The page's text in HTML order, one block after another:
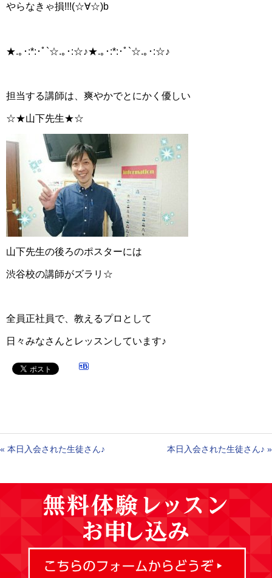
やらなきゃ損!!!(☆∀☆)b
★.｡･:*:･ﾟ`☆.｡･:☆♪★.｡･:*:･ﾟ`☆.｡･:☆♪
担当する講師は、爽やかでとにかく優しい
☆★山下先生★☆
山下先生の後ろのポスターには
渋谷校の講師がズラリ☆
全員正社員で、教えるプロとして
日々みなさんとレッスンしています♪
« 本日入会された生徒さん♪ 本日入会された生徒さん♪ »